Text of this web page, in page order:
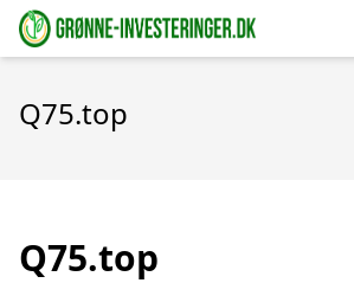
Q75.top
Q75.top